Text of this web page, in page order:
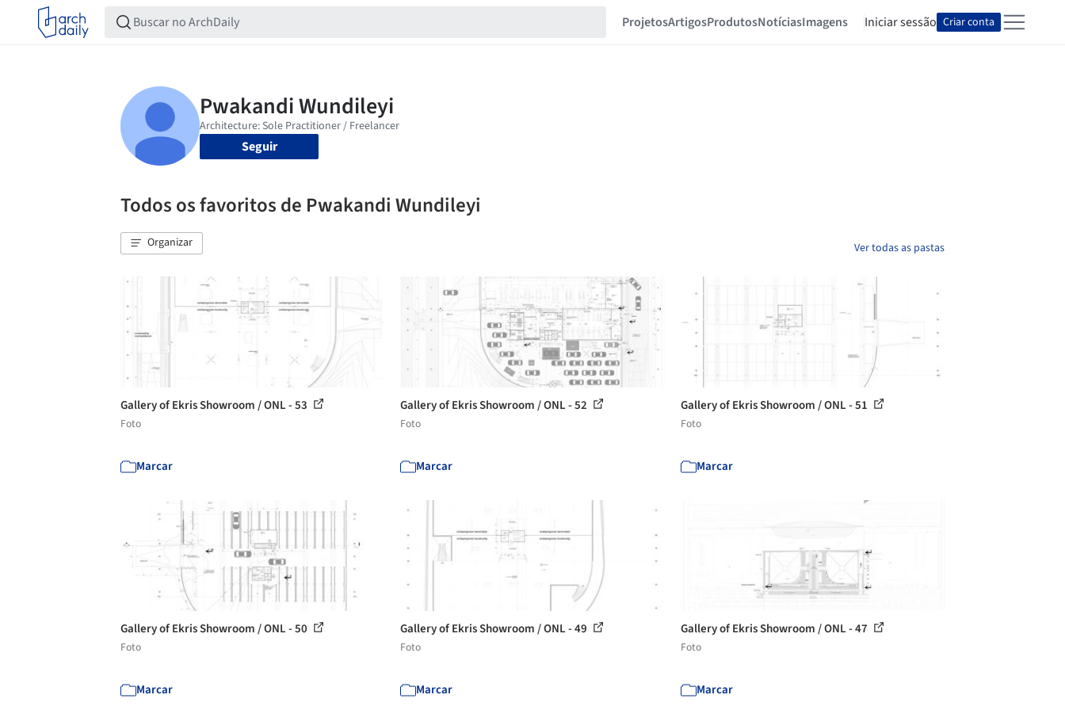
ProjetosArtigosProdutosNotíciasImagens Iniciar sessão Criar conta
Seguir
Todos os favoritos de Pwakandi Wundileyi
Organizar Ver todas as pastas
Gallery of Ekris Showroom / ONL - 53
Foto
Marcar
Gallery of Ekris Showroom / ONL - 52
Foto
Marcar
Gallery of Ekris Showroom / ONL - 51
Foto
Marcar
Gallery of Ekris Showroom / ONL - 50
Foto
Marcar
Gallery of Ekris Showroom / ONL - 49
Foto
Marcar
Gallery of Ekris Showroom / ONL - 47
Foto
Marcar